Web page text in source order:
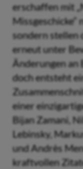
erschaffen mit
Missgeschicke“
sondern stellen
erneut unter
Änderungen an
doch entsteht
einer
Bijan Zamani,
Lebinsky,
und Andrès
kraftvollen